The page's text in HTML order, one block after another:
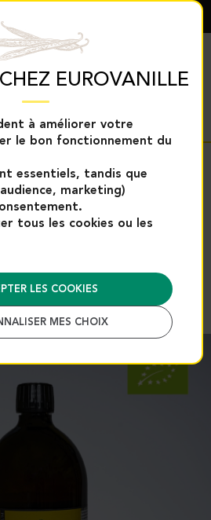
EUROVANILLE
à améliorer votre
le bon fonctionnement du
essentiels, tandis que
marketing)
tous les cookies ou les
LES COOKIES
MES CHOIX
vanille
Extrait de vanille
|Eurovanille